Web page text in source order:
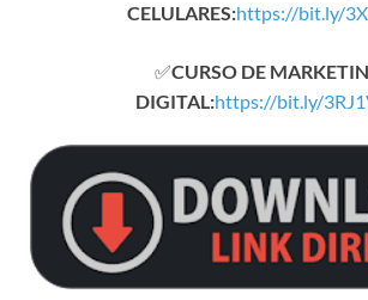
CELULARES:https://bit.ly/
✅CURSO DE
DIGITAL:https://bit.ly/